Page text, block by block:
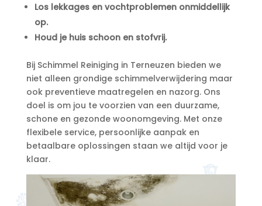
Los lekkages en vochtproblemen onmiddellijk
op.​
Houd je huis schoon en stofvrij.​
Bij Schimmel Reiniging in Terneuzen bieden we
niet alleen grondige schimmelverwijdering maar
ook preventieve maatregelen en nazorg.​ Ons
doel is om jou te voorzien van een duurzame,
schone en gezonde woonomgeving.​ Met onze
flexibele service, persoonlijke aanpak en
betaalbare oplossingen staan we altijd voor je
klaar.​